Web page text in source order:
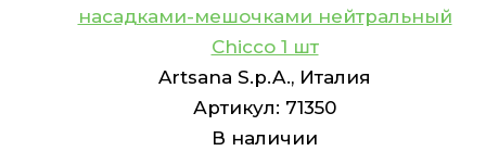
насадками-мешочками нейтральный
Chicco 1 шт
Artsana S.p.A., Италия
Артикул: 71350
В наличии